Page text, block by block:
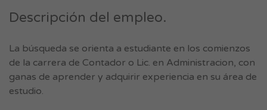
Descripción del empleo.
La búsqueda se orienta a estudiante en los comienzos
de la carrera de Contador o Lic. en Administracion, con
ganas de aprender y adquirir experiencia en su área de
estudio.